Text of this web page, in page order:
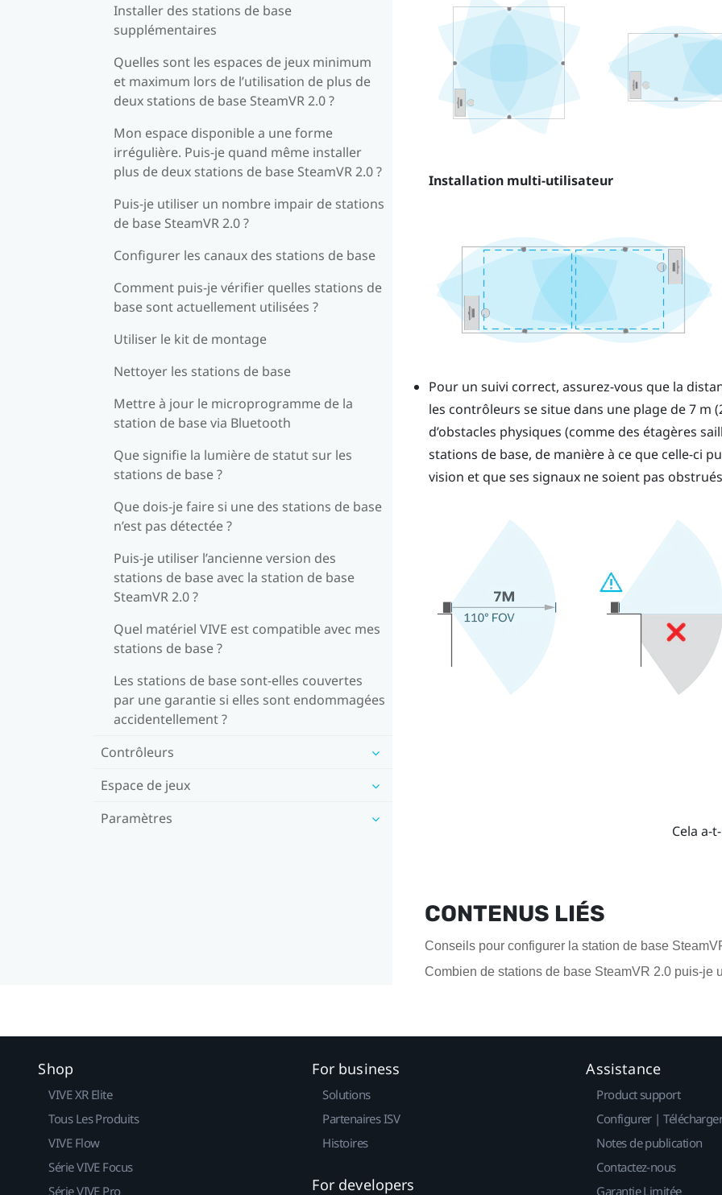
Installer des stations de base
supplémentaires
Quelles sont les espaces de jeux minimum
et maximum lors de l’utilisation de plus de
deux stations de base SteamVR 2.0 ?
Mon espace disponible a une forme
irrégulière. Puis-je quand même installer
plus de deux stations de base SteamVR 2.0 ?
Puis-je utiliser un nombre impair de stations
de base SteamVR 2.0 ?
Configurer les canaux des stations de base
Comment puis-je vérifier quelles stations de
base sont actuellement utilisées ?
Utiliser le kit de montage
Nettoyer les stations de base
Mettre à jour le microprogramme de la
station de base via Bluetooth
Que signifie la lumière de statut sur les
stations de base ?
Que dois-je faire si une des stations de base
n’est pas détectée ?
Puis-je utiliser l’ancienne version des
stations de base avec la station de base
SteamVR 2.0 ?
Quel matériel VIVE est compatible avec mes
stations de base ?
Les stations de base sont-elles couvertes
par une garantie si elles sont endommagées
accidentellement ?
Contrôleurs
Espace de jeux
Paramètres
Installation multi-utilisateur
Pour un suivi correct, assurez-vous que la
les contrôleurs se situe dans une plage de 7 m
d’obstacles physiques (comme des étagères
stations de base, de manière à ce que celle-ci
vision et que ses signaux ne soient pas
Cela a-
CONTENUS LIÉS
Conseils pour configurer la station de base
Combien de stations de base SteamVR 2.0 puis-je
Shop
VIVE XR Elite
Tous Les Produits
VIVE Flow
Série VIVE Focus
Série VIVE Pro
For business
Solutions
Partenaires ISV
Histoires
For developers
Assistance
Product support
Configurer |
Notes de publication
Contactez-nous
Garantie Limitée